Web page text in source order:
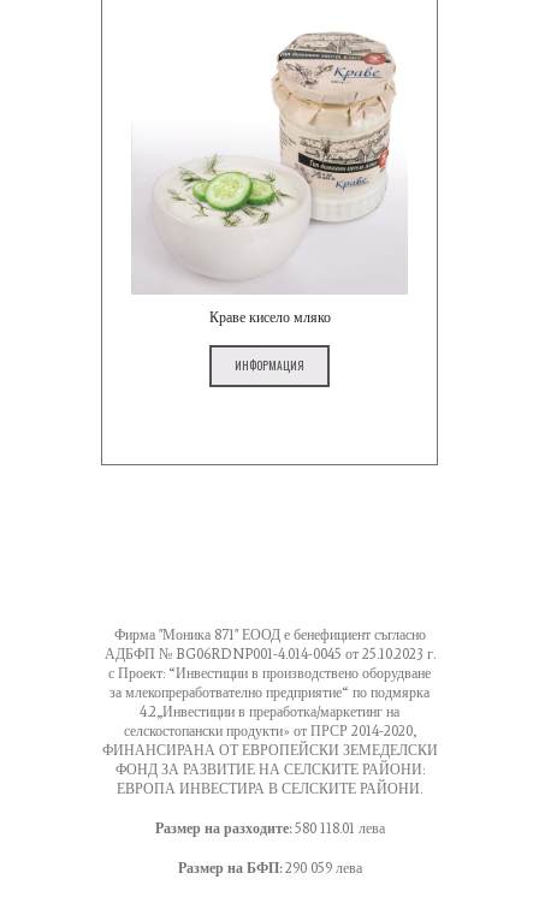
Краве кисело мляко
ИНФОРМАЦИЯ
Фирма "Моника 871" ЕООД е бенефициент съгласно
АДБФП № BG06RDNP001-4.014-0045 от 25.10.2023 г.
с Проект: “Инвестиции в производствено оборудване
за млекопреработвателно предприятие“ по подмярка
4.2„Инвестиции в преработка/маркетинг на
селскостопански продукти» от ПРСР 2014-2020,
ФИНАНСИРАНА ОТ ЕВРОПЕЙСКИ ЗЕМЕДЕЛСКИ
ФОНД ЗА РАЗВИТИЕ НА СЕЛСКИТЕ РАЙОНИ:
ЕВРОПА ИНВЕСТИРА В СЕЛСКИТЕ РАЙОНИ.
Размер на разходите:580 118.01 лева
Размер на БФП:290 059 лева